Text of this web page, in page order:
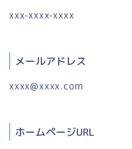
xxx-xxxx-xxxx
メールアドレス
xxxx@xxxx.com
ホームページURL